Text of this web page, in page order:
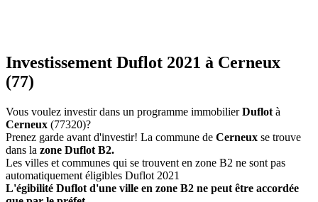
Investissement Duflot 2021 à Cerneux
(77)
Vous voulez investir dans un programme immobilierDuflot à
Cerneux (77320)?
Prenez garde avant d'investir! La commune de Cerneux se trouve
dans la zone Duflot B2.
Les villes et communes qui se trouvent en zone B2 ne sont pas
automatiquement éligibles Duflot 2021
L'égibilité Duflot d'une ville en zone B2 ne peut être accordée